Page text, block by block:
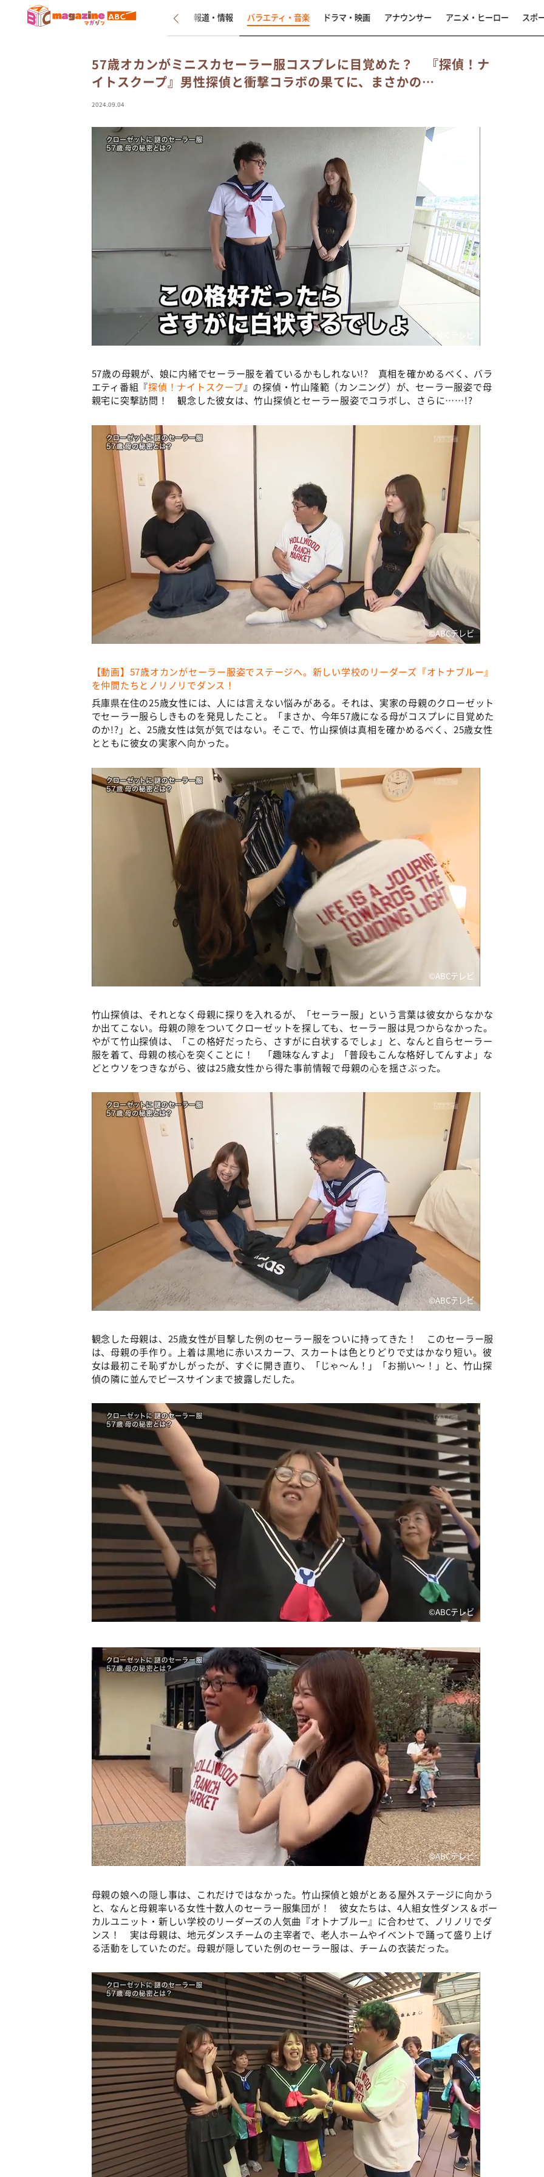
新着 インタビュー 報道・情報 バラエティ・音楽 ドラマ・映画 アナウンサー アニメ・ヒーロー スポ
57歳オカンがミニスカセーラー服コスプレに目覚めた？ 『探偵！ナ
イトスクープ』男性探偵と衝撃コラボの果てに、まさかの…
2024.09.04
©️ABCテレビ
57歳の母親が、娘に内緒でセーラー服を着ているかもしれない!? 真相を確かめるべく、バラ
エティ番組『探偵！ナイトスクープ』の探偵・竹山隆範（カンニング）が、セーラー服姿で母
親宅に突撃訪問！ 観念した彼女は、竹山探偵とセーラー服姿でコラボし、さらに……!?
©️ABCテレビ
【動画】57歳オカンがセーラー服姿でステージへ。新しい学校のリーダーズ『オトナブルー』
を仲間たちとノリノリでダンス！
兵庫県在住の25歳女性には、人には言えない悩みがある。それは、実家の母親のクローゼット
でセーラー服らしきものを発見したこと。「まさか、今年57歳になる母がコスプレに目覚めた
のか!?」と、25歳女性は気が気ではない。そこで、竹山探偵は真相を確かめるべく、25歳女性
とともに彼女の実家へ向かった。
©️ABCテレビ
竹山探偵は、それとなく母親に探りを入れるが、「セーラー服」という言葉は彼女からなかな
か出てこない。母親の隙をついてクローゼットを探しても、セーラー服は見つからなかった。
やがて竹山探偵は、「この格好だったら、さすがに白状するでしょ」と、なんと自らセーラー
服を着て、母親の核心を突くことに！ 「趣味なんすよ」「普段もこんな格好してんすよ」な
どとウソをつきながら、彼は25歳女性から得た事前情報で母親の心を揺さぶった。
©️ABCテレビ
観念した母親は、25歳女性が目撃した例のセーラー服をついに持ってきた！ このセーラー服
は、母親の手作り。上着は黒地に赤いスカーフ、スカートは色とりどりで丈はかなり短い。彼
女は最初こそ恥ずかしがったが、すぐに開き直り、「じゃ～ん！」「お揃い～！」と、竹山探
偵の隣に並んでピースサインまで披露しだした。
©️ABCテレビ
©️ABCテレビ
母親の娘への隠し事は、これだけではなかった。竹山探偵と娘がとある屋外ステージに向かう
と、なんと母親率いる女性十数人のセーラー服集団が！ 彼女たちは、4人組女性ダンス＆ボー
カルユニット・新しい学校のリーダーズの人気曲『オトナブルー』に合わせて、ノリノリでダ
ンス！ 実は母親は、地元ダンスチームの主宰者で、老人ホームやイベントで踊って盛り上げ
る活動をしていたのだ。母親が隠していた例のセーラー服は、チームの衣装だった。